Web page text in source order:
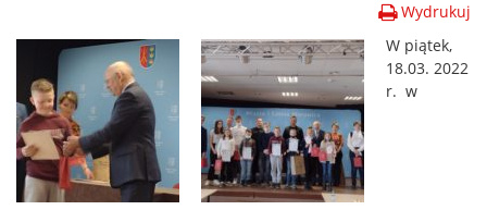
Wydrukuj
W piątek,
18.03. 2022
r. w